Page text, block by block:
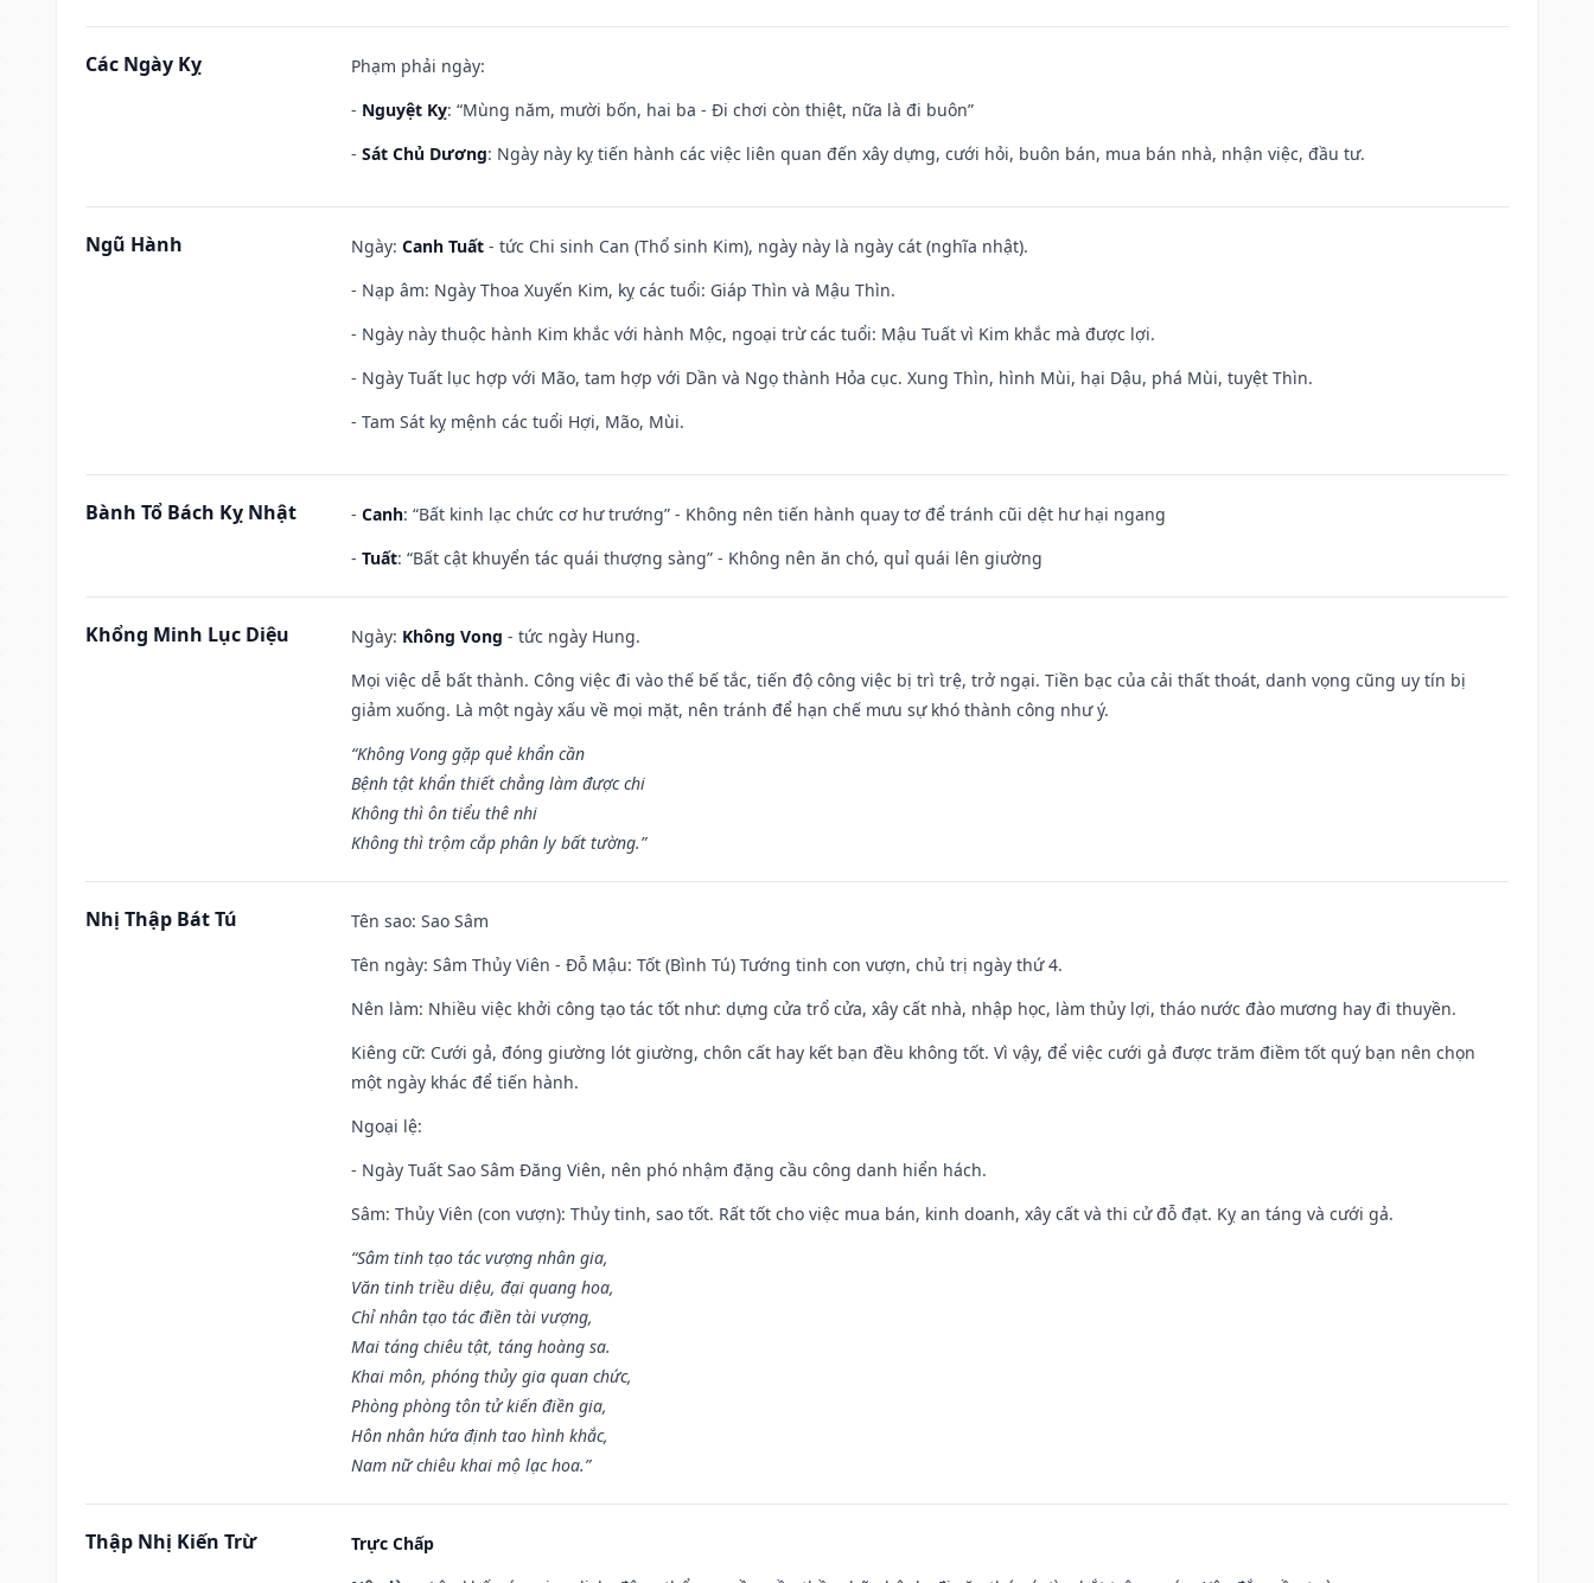
Các Ngày Kỵ
Phạm phải ngày:
- Nguyệt Kỵ: “Mùng năm, mười bốn, hai ba - Đi chơi còn thiệt, nữa là đi buôn”
- Sát Chủ Dương: Ngày này kỵ tiến hành các việc liên quan đến xây dựng, cưới hỏi, buôn bán, mua bán nhà, nhận việc, đầu tư.
Ngũ Hành Ngày: Canh Tuất - tức Chi sinh Can (Thổ sinh Kim), ngày này là ngày cát (nghĩa nhật).
- Nạp âm: Ngày Thoa Xuyến Kim, kỵ các tuổi: Giáp Thìn và Mậu Thìn.
- Ngày này thuộc hành Kim khắc với hành Mộc, ngoại trừ các tuổi: Mậu Tuất vì Kim khắc mà được lợi.
- Ngày Tuất lục hợp với Mão, tam hợp với Dần và Ngọ thành Hỏa cục. Xung Thìn, hình Mùi, hại Dậu, phá Mùi, tuyệt Thìn.
- Tam Sát kỵ mệnh các tuổi Hợi, Mão, Mùi.
Bành Tổ Bách Kỵ Nhật - Canh: “Bất kinh lạc chức cơ hư trướng” - Không nên tiến hành quay tơ để tránh cũi dệt hư hại ngang
- Tuất: “Bất cật khuyển tác quái thượng sàng” - Không nên ăn chó, quỉ quái lên giường
Khổng Minh Lục Diệu Ngày: Không Vong - tức ngày Hung.
Mọi việc dễ bất thành. Công việc đi vào thế bế tắc, tiến độ công việc bị trì trệ, trở ngại. Tiền bạc của cải thất thoát, danh vọng cũng uy tín bị
giảm xuống. Là một ngày xấu về mọi mặt, nên tránh để hạn chế mưu sự khó thành công như ý.
“Không Vong gặp quẻ khẩn cần
Bệnh tật khẩn thiết chẳng làm được chi
Không thì ôn tiểu thê nhi
Không thì trộm cắp phân ly bất tường.”
Nhị Thập Bát Tú Tên sao: Sao Sâm
Tên ngày: Sâm Thủy Viên - Đỗ Mậu: Tốt (Bình Tú) Tướng tinh con vượn, chủ trị ngày thứ 4.
Nên làm: Nhiều việc khởi công tạo tác tốt như: dựng cửa trổ cửa, xây cất nhà, nhập học, làm thủy lợi, tháo nước đào mương hay đi thuyền.
Kiêng cữ: Cưới gả, đóng giường lót giường, chôn cất hay kết bạn đều không tốt. Vì vậy, để việc cưới gả được trăm điềm tốt quý bạn nên chọn
một ngày khác để tiến hành.
Ngoại lệ:
- Ngày Tuất Sao Sâm Đăng Viên, nên phó nhậm đặng cầu công danh hiển hách.
Sâm: Thủy Viên (con vượn): Thủy tinh, sao tốt. Rất tốt cho việc mua bán, kinh doanh, xây cất và thi cử đỗ đạt. Kỵ an táng và cưới gả.
“Sâm tinh tạo tác vượng nhân gia,
Văn tinh triều diệu, đại quang hoa,
Chỉ nhân tạo tác điền tài vượng,
Mai táng chiêu tật, táng hoàng sa.
Khai môn, phóng thủy gia quan chức,
Phòng phòng tôn tử kiến điền gia,
Hôn nhân hứa định tao hình khắc,
Nam nữ chiêu khai mộ lạc hoa.”
Thập Nhị Kiến Trừ
Trực Chấp